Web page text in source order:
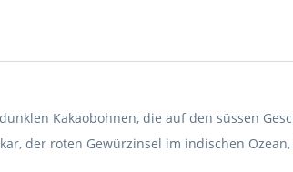
Kakaobohnen, die auf den süssen
der roten Gewürzinsel im indischen